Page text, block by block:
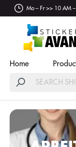
Mo – Fr >> 10 AM
Home